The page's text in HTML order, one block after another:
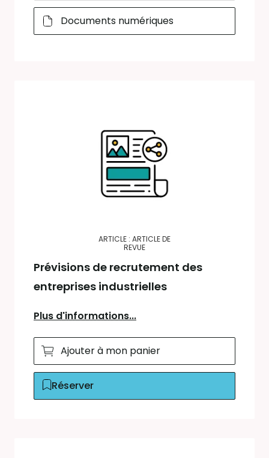
Documents numériques
ARTICLE : ARTICLE DE
REVUE
Prévisions de recrutement des
entreprises industrielles
Plus d'informations...
Ajouter à mon panier
Réserver